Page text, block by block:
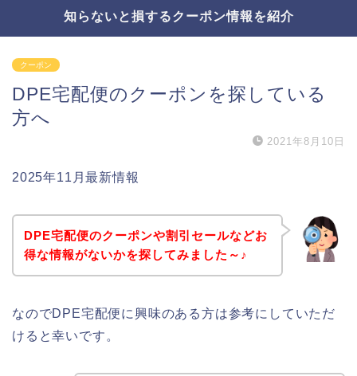
知らないと損するクーポン情報を紹介
クーポン
DPE宅配便のクーポンを探している
方へ
2021年8月10日
2025年11月最新情報
DPE宅配便のクーポンや割引セールなどお
得な情報がないかを探してみました～♪
なのでDPE宅配便に興味のある方は参考にしていただ
けると幸いです。